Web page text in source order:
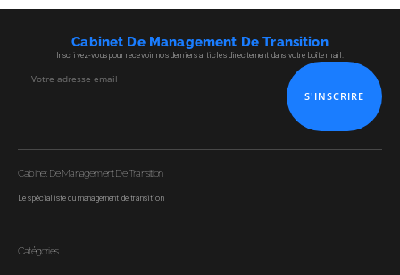
Cabinet De Management De Transition
Inscrivez-vous pour recevoir nos derniers articles directement dans votre boîte mail.
S'INSCRIRE
Cabinet De Management De Transition
Le spécialiste du management de transition
Catégories